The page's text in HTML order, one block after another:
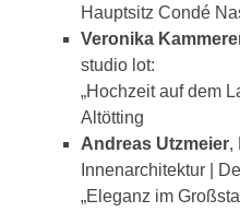
Hauptsitz Condé
Veronika
studio lot:
„Hochzeit auf dem
Altötting
Andreas Utzmeier,
Innenarchitektur |
„Eleganz im